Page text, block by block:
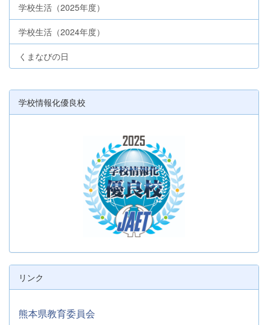
学校生活（2025年度）
学校生活（2024年度）
くまなびの日
学校情報化優良校
リンク
熊本県教育委員会